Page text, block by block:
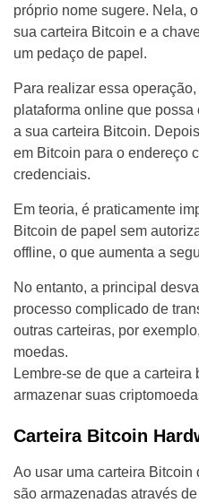
próprio nome sugere. Nela,
sua carteira Bitcoin e a
um pedaço de papel.
Para realizar essa
plataforma online que
a sua carteira Bitcoin.
em Bitcoin para o endereço
credenciais.
Em teoria, é praticamente
Bitcoin de papel sem
offline, o que aumenta a
No entanto, a principal
processo complicado de
outras carteiras, por
moedas.
Lembre-se de que a carteira
armazenar suas
Carteira Bitcoin
Ao usar uma carteira
são armazenadas através